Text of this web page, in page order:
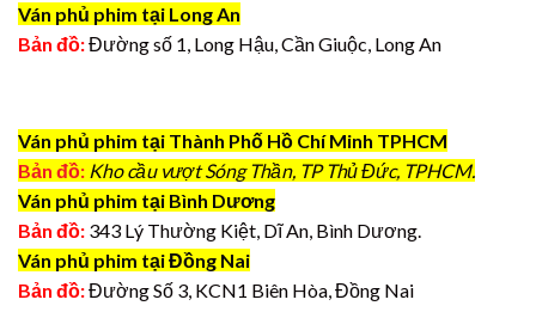
Ván phủ phim tại Long An
Bản đồ:Đường số 1, Long Hậu, Cần Giuộc, Long An
Ván phủ phim tại Thành Phố Hồ Chí Minh TPHCM
Bản đồ: Kho cầu vượt Sóng Thần, TP Thủ Đức, TPHCM.
Ván phủ phim tại Bình Dương
Bản đồ: 343 Lý Thường Kiệt, Dĩ An, Bình Dương.
Ván phủ phim tại Đồng Nai
Bản đồ:Đường Số 3, KCN1 Biên Hòa, Đồng Nai